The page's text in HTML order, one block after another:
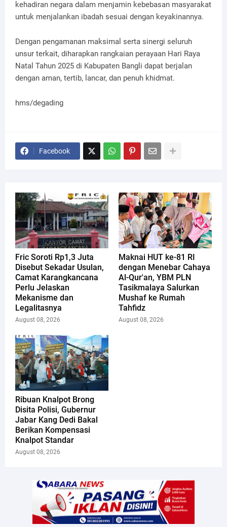
kehadiran negara dalam menjamin kebebasan masyarakat
untuk menjalankan ibadah sesuai dengan keyakinannya.
Dengan pengamanan maksimal serta sinergi seluruh
unsur terkait, diharapkan rangkaian perayaan Hari Raya
Natal Tahun 2025 di Kabupaten Bangli dapat berjalan
dengan aman, tertib, lancar, dan penuh khidmat.
hms/degading
Facebook
Fric Soroti Rp1,3 Juta
Disebut Sekadar Usulan,
Camat Karangkancana
Perlu Jelaskan
Mekanisme dan
Legalitasnya
August 08, 2026
Maknai HUT ke-81 RI
dengan Menebar Cahaya
Al-Qur'an, YBM PLN
Tasikmalaya Salurkan
Mushaf ke Rumah
Tahfidz
August 08, 2026
Ribuan Knalpot Brong
Disita Polisi, Gubernur
Jabar Kang Dedi Bakal
Berikan Kompensasi
Knalpot Standar
August 08, 2026